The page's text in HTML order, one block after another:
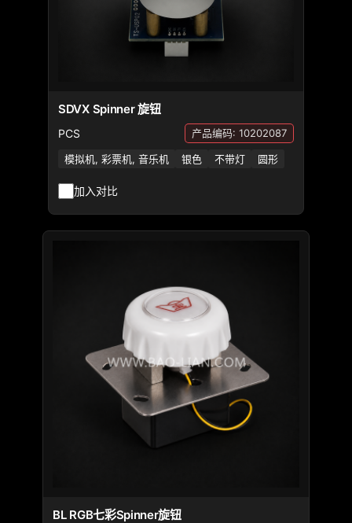
SDVX Spinner 旋钮
PCS 产品编码: 10202087
模拟机, 彩票机, 音乐机 银色 不带灯 圆形
加入对比
BL RGB七彩Spinner旋钮